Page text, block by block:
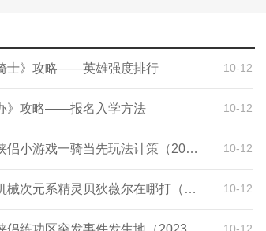
攻略大全最新)
游下载)
略大全)
图文攻略)
视频)
pc)
戏三国演义3中文版攻略(世嘉游戏机三国志3攻略)
者中文版手游攻略(逃脱者中文版手游攻略视频)
游戏唐伯虎点秋香攻略(唐伯虎点秋香中文版游戏)
过)
青鬼手机游戏攻略(青鬼中文游戏攻略)
文版攻略视频)
版攻略)
略下载)
士》攻略——英雄强度排行 10-12
》攻略——报名入学方法 10-12
新神雕侠侣小游戏一骑当先玩法计策（2023武林大会活动玩法攻略） 10-12
赛尔号机械次元系精灵贝狄薇尔在哪打（2023远古地面系阿哞在哪捕捉） 10-12